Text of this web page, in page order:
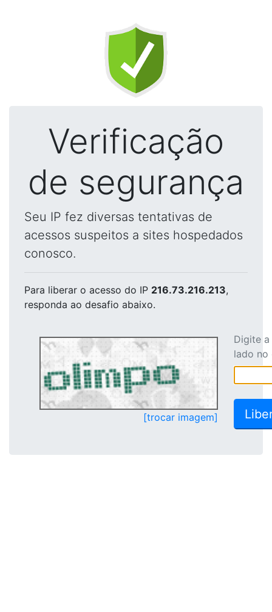
Verificação
de segurança
Seu IP fez diversas tentativas de
acessos suspeitos a sites hospedados
conosco.
Para liberar o acesso do IP 216.73.216.213,
responda ao desafio abaixo.
[trocar imagem]
Digite
lado no